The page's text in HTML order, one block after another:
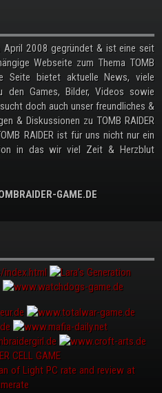
April 2008 gegründet & ist eine seit
Webseite zum Thema TOMB
Seite bietet aktuelle News, viele
den Games, Bilder, Videos sowie
doch auch unser freundliches &
& Diskussionen zu TOMB RAIDER
RAIDER ist für uns nicht nur ein
in das wir viel Zeit & Herzblut
GAME.DE